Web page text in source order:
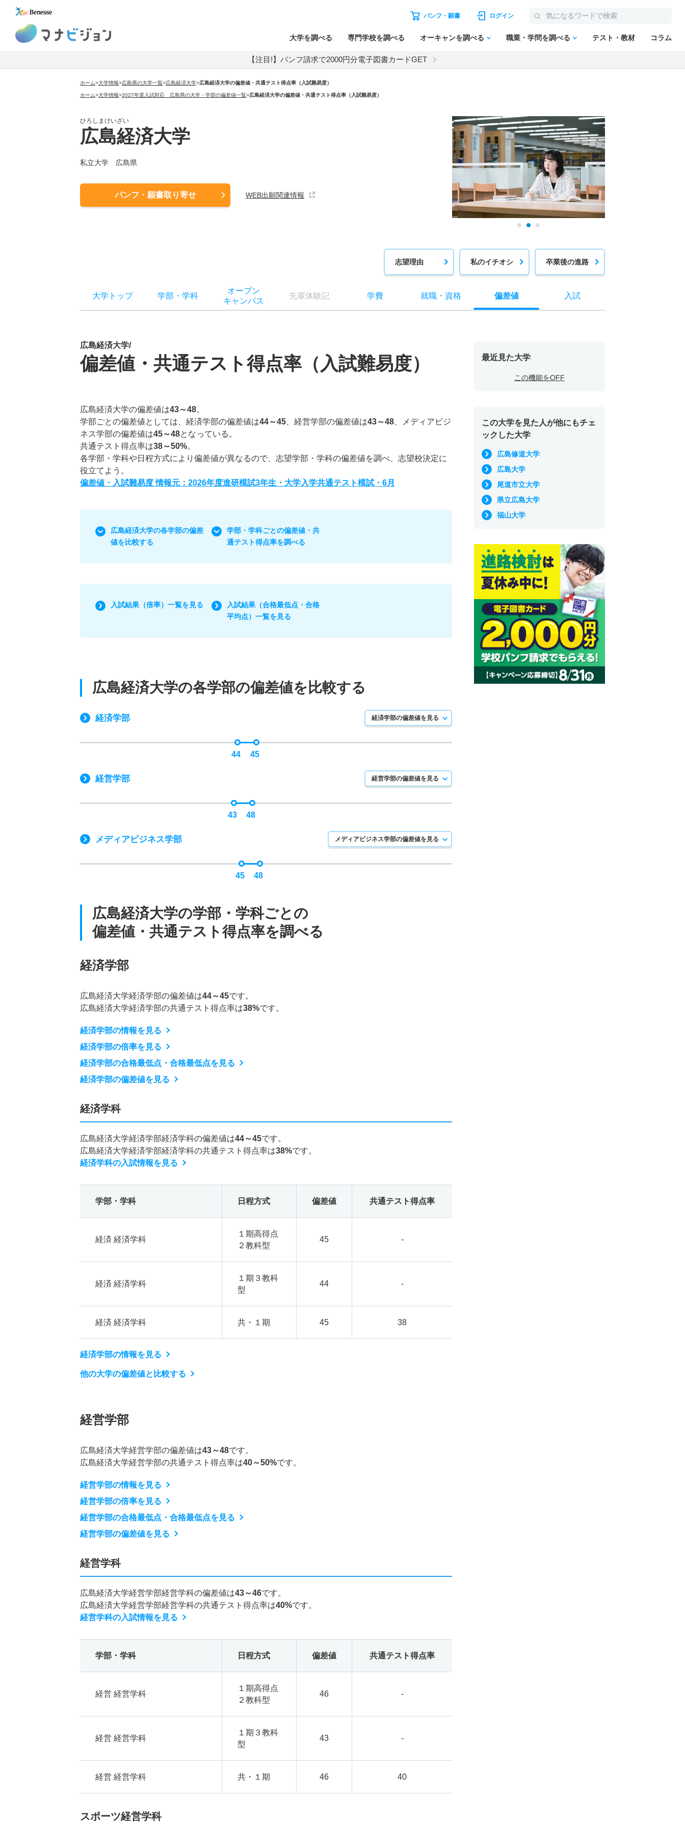
パンフ・願書 ログイン
大学を調べる 専門学校を調べる オーキャンを調べる 職業・学問を調べる テスト・教材 コラム
【注目!】パンフ請求で2000円分電子図書カードGET
ホーム>大学情報>広島県の大学一覧>広島経済大学>広島経済大学の偏差値・共通テスト得点率（入試難易度）
ホーム>大学情報>2027年度入試対応 広島県の大学・学部の偏差値一覧>広島経済大学の偏差値・共通テスト得点率（入試難易度）
ひろしまけいざい
広島経済大学
私立大学 広島県
パンフ・願書取り寄せ WEB出願関連情報
志望理由 私のイチオシ 卒業後の進路
大学トップ 学部 ・ 学科
オープン
キャンパス
先輩体験記 学費 就職・ 資格 偏差値 入試
広島経済大学/
偏差値・共通テスト得点率（入試難易度）
広島経済大学の偏差値は43～48。
学部ごとの偏差値としては、経済学部の偏差値は44～45 、経営学部の偏差値は43～48 、メディアビジ
ネス学部の偏差値は45～48となっている。
共通テスト得点率は38～50%。
各学部・学科や日程方式により偏差値が異なるので、志望学部・学科の偏差値を調べ、志望校決定に
役立てよう。
偏差値・入試難易度 情報元：2026年度進研模試3年生・大学入学共通テスト模試・6月
広島経済大学の各学部の偏差
値を比較する
学部・学科ごとの偏差値・共
通テスト得点率を調べる
入試結果（倍率）一覧を見る
入試結果（合格最低点・合格
平均点）一覧を見る
広島経済大学の各学部の偏差値を比較する
経済学部
44 45
経済学部の偏差値を見る
経営学部
43 48
経営学部の偏差値を見る
メディアビジネス学部
45 48
メディアビジネス学部の偏差値を見る
広島経済大学の学部・学科ごとの
偏差値・共通テスト得点率を調べる
経済学部
広島経済大学経済学部の偏差値は44～45です。
広島経済大学経済学部の共通テスト得点率は38%です。
経済学部の情報を見る
経済学部の倍率を見る
経済学部の合格最低点・合格最低点を見る
経済学部の偏差値を見る
経済学科
広島経済大学経済学部経済学科の偏差値は44～45です。
広島経済大学経済学部経済学科の共通テスト得点率は38%です。
経済学科の入試情報を見る
学部・学科 日程方式 偏差値 共通テスト得点率
経済 経済学科
１期高得点
２教科型
45 -
経済 経済学科
１期３教科
型
44 -
経済 経済学科 共・１期 45 38
経済学部の情報を見る
他の大学の偏差値と比較する
経営学部
広島経済大学経営学部の偏差値は43～48です。
広島経済大学経営学部の共通テスト得点率は40～50%です。
経営学部の情報を見る
経営学部の倍率を見る
経営学部の合格最低点・合格最低点を見る
経営学部の偏差値を見る
経営学科
広島経済大学経営学部経営学科の偏差値は43～46です。
広島経済大学経営学部経営学科の共通テスト得点率は40%です。
経営学科の入試情報を見る
学部・学科 日程方式 偏差値 共通テスト得点率
経営 経営学科
１期高得点
２教科型
46 -
経営 経営学科
１期３教科
型
43 -
経営 経営学科 共・１期 46 40
スポーツ経営学科
最近見た大学
この機能をOFF
この大学を見た人が他にもチェ
ックした大学
広島修道大学
広島大学
尾道市立大学
県立広島大学
福山大学